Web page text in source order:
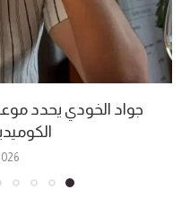
جواد الخودي يحدد